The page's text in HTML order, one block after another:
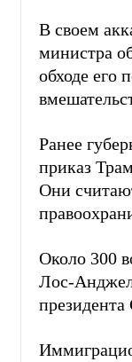
В своем
министра
обходе его
Ранее
приказ
Они
Около 300
Лос-